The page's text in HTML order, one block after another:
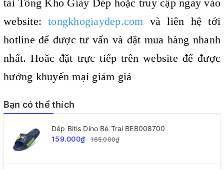
tai Tổng Kho Giày Dép hoặc truy cập ngay vào
website:tongkhogiaydep.com và liên hệ tới
hotline để được tư vấn và đặt mua hàng nhanh
nhất. Hoăc đặt trực tiếp trên website để được
hưởng khuyến mại giảm giá
Bạn có thể thích
Dép Bitis Dino Bé Trai BEB008700
159.000₫
165.000₫